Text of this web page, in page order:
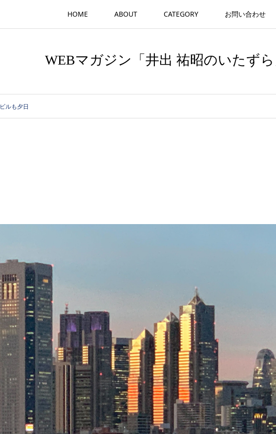
HOME ABOUT CATEGORY お問い合わせ
WEBマガジン「井出 祐昭のいたず
ビルも夕日